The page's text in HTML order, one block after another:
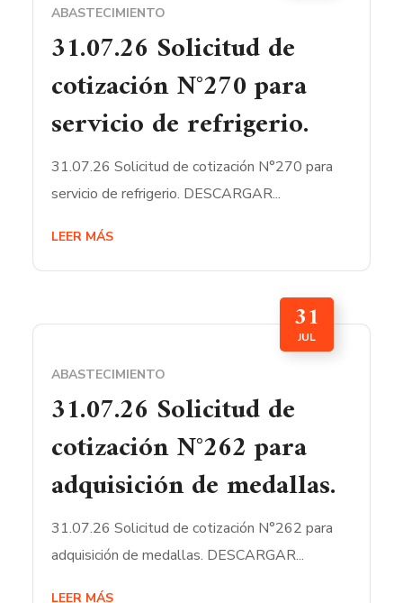
ABASTECIMIENTO
31.07.26 Solicitud de
cotización N°270 para
servicio de refrigerio.
31.07.26 Solicitud de cotización N°270 para
servicio de refrigerio. DESCARGAR...
LEER MÁS
31
JUL
ABASTECIMIENTO
31.07.26 Solicitud de
cotización N°262 para
adquisición de medallas.
31.07.26 Solicitud de cotización N°262 para
adquisición de medallas. DESCARGAR...
LEER MÁS